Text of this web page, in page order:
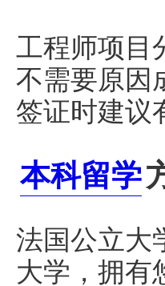
工程师项目
不需要原因
签证时建议
本科留学
法国公立大
大学，拥有